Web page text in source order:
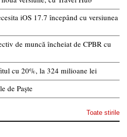
iOS 17.7 începând cu versiunea
de muncă încheiat de CPBR cu
cu 20%, la 324 milioane lei
de Paște
Toate stirile